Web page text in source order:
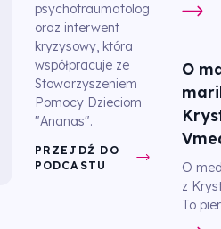
psychotraumatolog
oraz interwent
kryzysowy, która
współpracuje ze
Stowarzyszeniem
Pomocy Dzieciom
"Ananas".
PRZEJDŹ DO
PODCASTU
O
O
z
To